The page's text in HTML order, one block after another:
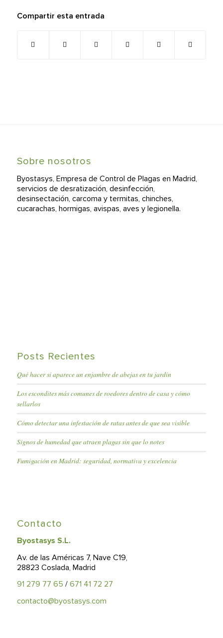
Compartir esta entrada
Sobre nosotros
Byostasys, Empresa de Control de Plagas en Madrid,
servicios de desratización, desinfección,
desinsectación, carcoma y termitas, chinches,
cucarachas, hormigas, avispas, aves y legionella.
Posts Recientes
Qué hacer si aparece un enjambre de abejas en tu jardín
Los escondites más comunes de roedores dentro de casa y cómo
sellarlos
Cómo detectar una infestación de ratas antes de que sea visible
Signos de humedad que atraen plagas sin que lo notes
Fumigación en Madrid: seguridad, normativa y excelencia
Contacto
Byostasys S.L.
Av. de las Américas 7, Nave C19,
28823 Coslada, Madrid
91 279 77 65 / 671 41 72 27
contacto@byostasys.com